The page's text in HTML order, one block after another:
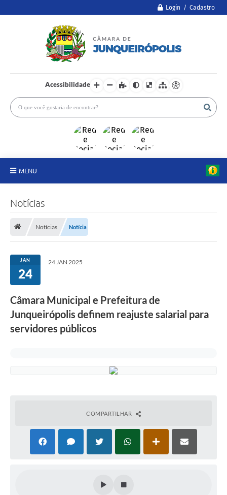
Login / Cadastro
Acessibilidade
MENU
Legislação
Atos Oficiais
Arquivos
Relatório de Viagens
Diárias
Consulta Popular
Notícias
Notícias Notícia
JAN
24
24 JAN 2025
Câmara Municipal e Prefeitura de
Junqueirópolis definem reajuste salarial para
servidores públicos
COMPARTILHAR